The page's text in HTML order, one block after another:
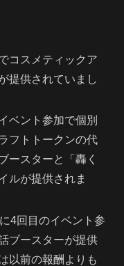
コスメティックア
提供されていまし
ベント参加で個別
フトトークンの代
ースターと「轟く
ルが提供されま
4回目のイベント参
ブースターが提供
以前の報酬よりも